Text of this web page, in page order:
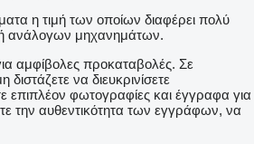
η τιμή των οποίων διαφέρει πολύ
ανάλογων μηχανημάτων.
αμφίβολες προκαταβολές. Σε
να διευκρινίσετε
επιπλέον φωτογραφίες και έγγραφα για
την αυθεντικότητα των εγγράφων, να